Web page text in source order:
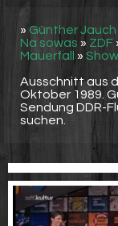
» Günther Jauch
Na sowas » ZDF
Mauerfall
» Show
Ausschnitt aus
Oktober 1989.
Sendung DDR-
suchen.